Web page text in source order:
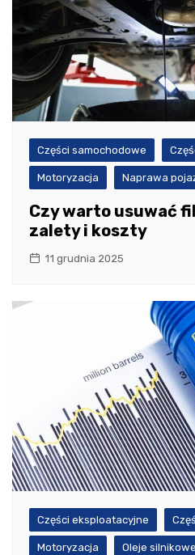
Części samochodowe
Motoryzacja Naprawa
Czy warto usuwać
zalety i koszty
11 grudnia 2025
Części eksploatacyjne
Motoryzacja Oleje silnikowe